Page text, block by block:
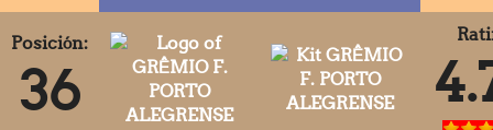
Posición:
36